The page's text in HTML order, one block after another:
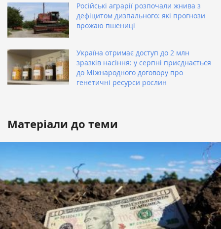
Російські аграрії розпочали жнива з
дефіцитом дизпального: які прогнози
врожаю пшениці
Україна отримає доступ до 2 млн
зразків насіння: у серпні приєднається
до Міжнародного договору про
генетичні ресурси рослин
Матеріали до теми